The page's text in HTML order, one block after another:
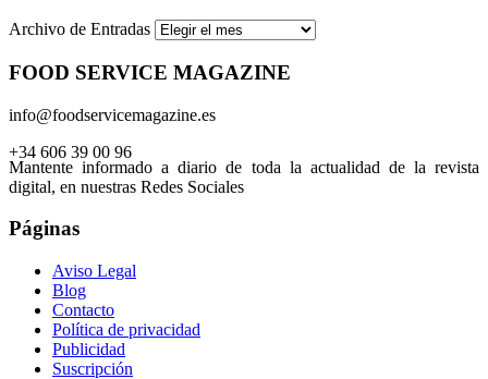
Archivo de Entradas
FOOD SERVICE MAGAZINE
info@foodservicemagazine.es
+34 606 39 00 96
Mantente informado a diario de toda la actualidad de la revista
digital, en nuestras Redes Sociales
Páginas
Aviso Legal
Blog
Contacto
Política de privacidad
Publicidad
Suscripción